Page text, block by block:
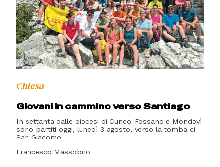
Chiesa
Giovani in cammino verso Santiago
In settanta dalle diocesi di Cuneo-Fossano e Mondovì
sono partiti oggi, lunedì 3 agosto, verso la tomba di
San Giacomo
Francesco Massobrio